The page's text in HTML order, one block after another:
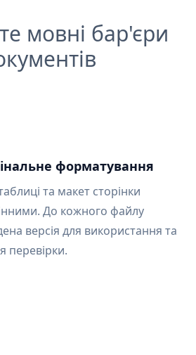
мовні бар'єри
форматування
та макет сторінки
До кожного файлу
версія для використання та
перевірки.